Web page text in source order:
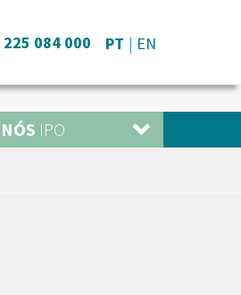
225 084 000 PT EN
NÓS IPO